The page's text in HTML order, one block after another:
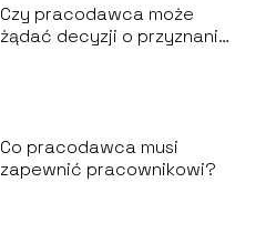
Czy pracodawca może
żądać decyzji o przyznaniu
Co pracodawca musi
zapewnić pracownikowi?